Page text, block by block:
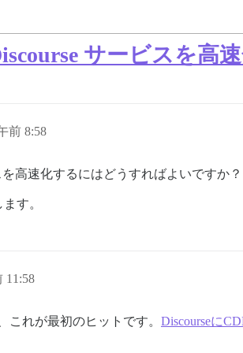
サービスを高
前 8:58
高速化するにはどうすればよいですか？
す。
11:58
これが最初のヒットです。 Discourseに